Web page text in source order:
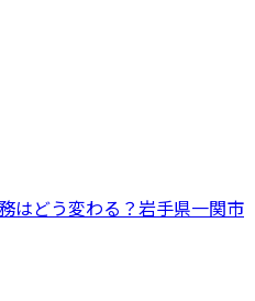
はどう変わる？岩手県一関市